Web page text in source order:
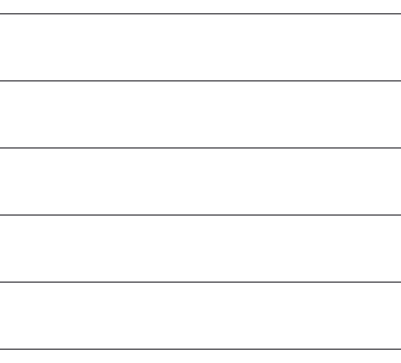
Добрич
Федерация Боснии и
Tbilisi
Ирбид